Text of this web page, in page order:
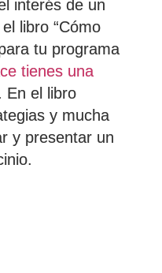
interés de un
libro “Cómo
tu programa
tienes una
En el libro
y mucha
y presentar un